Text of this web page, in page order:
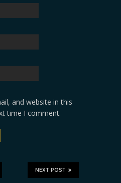
and website in this
time I comment.
NEXT POST